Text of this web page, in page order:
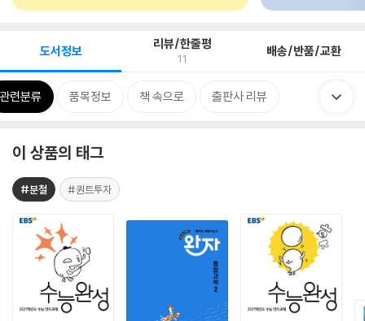
도서정보 리뷰/한줄평
11 배송/반품/교환
관련분류 품목정보 책 속으로 출판사 리뷰
이 상품의 태그
#분철 #퀀트투자